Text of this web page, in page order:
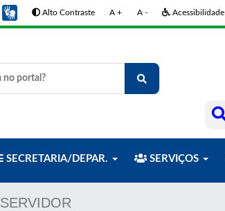
Alto Contraste A + A - Acessibilidade
SECRETARIA/DEPAR. SERVIÇOS
SERVIDOR